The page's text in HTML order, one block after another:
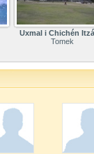
Uxmal i Chichén Itzá
Tomek